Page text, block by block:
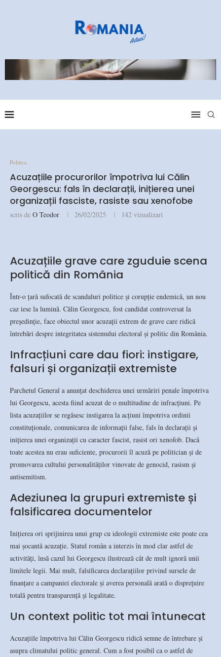
Politica
Acuzațiile procurorilor împotriva lui Călin
Georgescu: fals în declarații, inițierea unei
organizații fasciste, rasiste sau xenofobe
scris de O Teodor 26/02/2025 142 vizualizari
Acuzațiile grave care zguduie scena
politică din România
Într-o țară sufocată de scandaluri politice și corupție endemică, un nou
caz iese la lumină. Călin Georgescu, fost candidat controversat la
președinție, face obiectul unor acuzații extrem de grave care ridică
întrebări despre integritatea sistemului electoral și politic din România.
Infracțiuni care dau fiori: instigare,
falsuri și organizații extremiste
Parchetul General a anunțat deschiderea unei urmăriri penale împotriva
lui Georgescu, acesta fiind acuzat de o multitudine de infracțiuni. Pe
lista acuzațiilor se regăsesc instigarea la acțiuni împotriva ordinii
constituționale, comunicarea de informații false, fals în declarații și
inițierea unei organizații cu caracter fascist, rasist ori xenofob. Dacă
toate acestea nu erau suficiente, procurorii îl acuză pe politician și de
promovarea cultului personalităților vinovate de genocid, rasism și
antisemitism.
Adeziunea la grupuri extremiste și
falsificarea documentelor
Inițierea ori sprijinirea unui grup cu ideologii extremiste este poate cea
mai șocantă acuzație. Statul român a interzis în mod clar astfel de
activități, însă cazul lui Georgescu ilustrează cât de mult ignoră unii
limitele legii. Mai mult, falsificarea declarațiilor privind sursele de
finanțare a campaniei electorale și averea personală arată o disprețuire
totală pentru transparență și legalitate.
Un context politic tot mai întunecat
Acuzațiile împotriva lui Călin Georgescu ridică semne de întrebare și
asupra climatului politic general. Cum a fost posibil ca o astfel de